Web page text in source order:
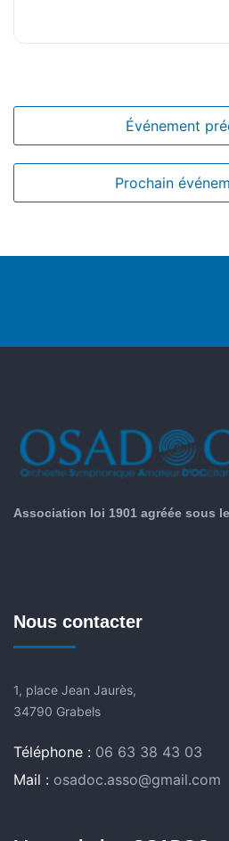
Événement
Prochain
Association loi 1901 agréée sous
Nous contacter
1, place Jean Jaurès,
34790 Grabels
Téléphone : 06 63 38 43 03
Mail : osadoc.asso@gmail.com